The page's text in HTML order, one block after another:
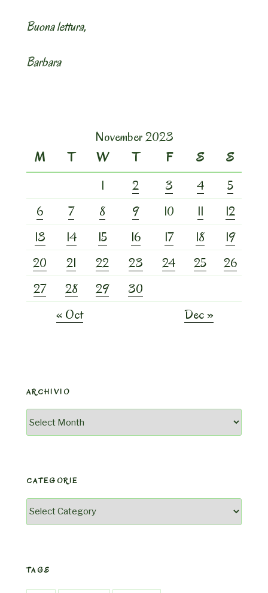
Buona lettura,
Barbara
November 2023
M
T W T F S
S
1
2 3 4
5
6
7 8 9 10 11
12
13
14 15 16 17 18
19
20
21 22 23 24 25
26
27
28 29
30
« Oct
Dec »
ARCHIVIO
Archivio
CATEGORIE
Categorie
TAGS